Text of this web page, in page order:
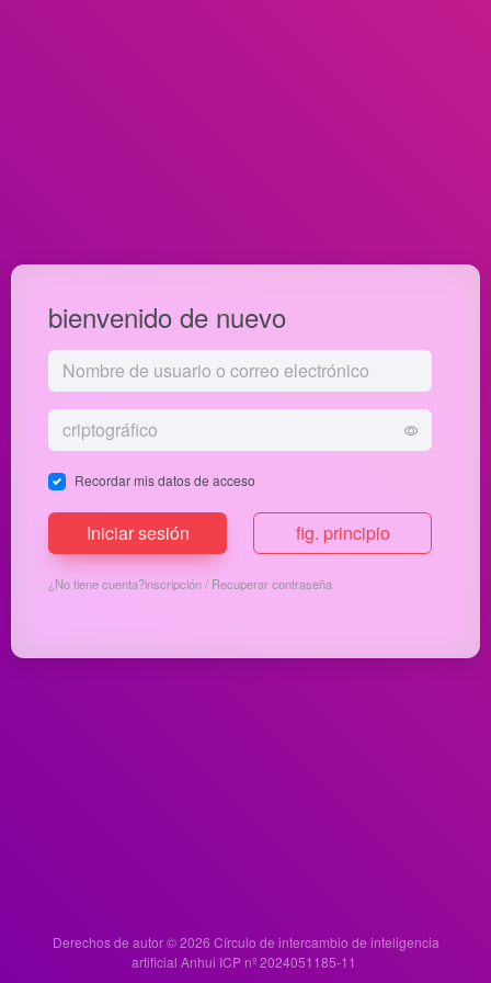
bienvenido de nuevo
Recordar mis datos de acceso
Iniciar sesión fig. principio
¿No tiene cuenta?inscripción/ Recuperar contraseña
Derechos de autor © 2026 Círculo de intercambio de inteligencia
artificial Anhui ICP nº 2024051185-11